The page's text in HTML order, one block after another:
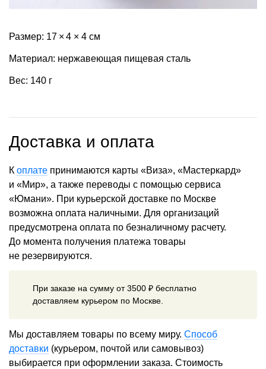
Размер: 17 × 4 × 4 см
Материал: нержавеющая пищевая сталь
Вес: 140 г
Доставка и оплата
К оплате принимаются карты «Виза», «Мастеркард»
и «Мир», а также переводы с помощью сервиса
«Юмани». При курьерской доставке по Москве
возможна оплата наличными. Для организаций
предусмотрена оплата по безналичному расчету.
До момента получения платежа товары
не резервируются.
При заказе на сумму от 3500 ₽ бесплатно
доставляем курьером по Москве.
Мы доставляем товары по всему миру. Способ
доставки (курьером, почтой или самовывоз)
выбирается при оформлении заказа. Стоимость